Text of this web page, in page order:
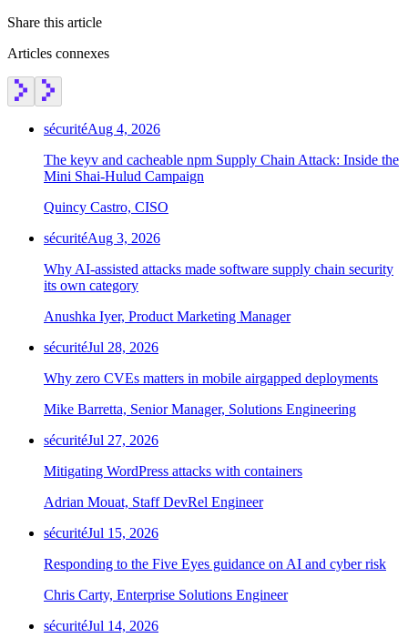
d'imagesParcourir toutes les images
Share this article
Articles connexes
sécuritéAug 4, 2026
The keyv and cacheable npm Supply Chain Attack: Inside the
Mini Shai-Hulud Campaign
Quincy Castro, CISO
sécuritéAug 3, 2026
Why AI-assisted attacks made software supply chain security
its own category
Anushka Iyer, Product Marketing Manager
sécuritéJul 28, 2026
Why zero CVEs matters in mobile airgapped deployments
Mike Barretta, Senior Manager, Solutions Engineering
sécuritéJul 27, 2026
Mitigating WordPress attacks with containers
Adrian Mouat, Staff DevRel Engineer
sécuritéJul 15, 2026
Responding to the Five Eyes guidance on AI and cyber risk
Chris Carty, Enterprise Solutions Engineer
sécuritéJul 14, 2026